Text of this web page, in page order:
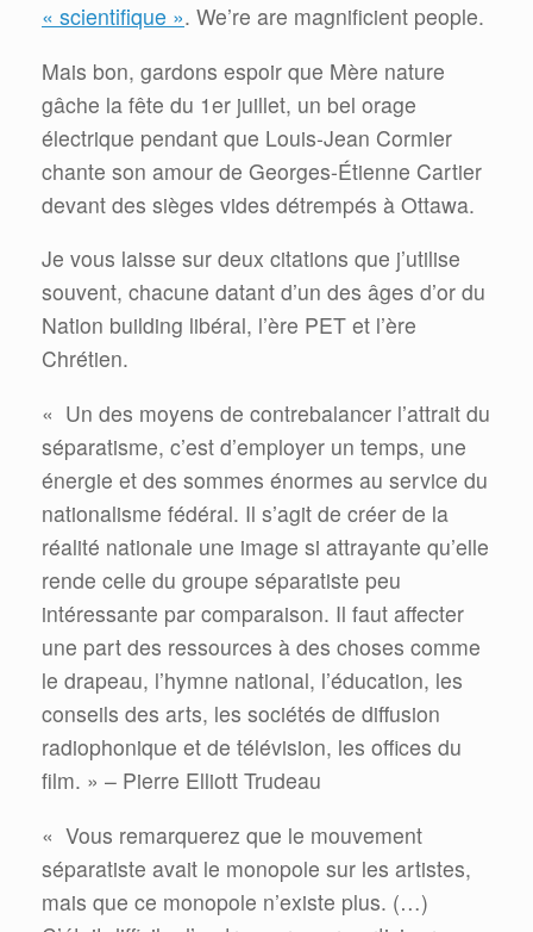
« scientifique ». We’re are magnificient people.
Mais bon, gardons espoir que Mère nature
gâche la fête du 1er juillet, un bel orage
électrique pendant que Louis-Jean Cormier
chante son amour de Georges-Étienne Cartier
devant des sièges vides détrempés à Ottawa.
Je vous laisse sur deux citations que j’utilise
souvent, chacune datant d’un des âges d’or du
Nation building libéral, l’ère PET et l’ère
Chrétien.
« Un des moyens de contrebalancer l’attrait du
séparatisme, c’est d’employer un temps, une
énergie et des sommes énormes au service du
nationalisme fédéral. Il s’agit de créer de la
réalité nationale une image si attrayante qu’elle
rende celle du groupe séparatiste peu
intéressante par comparaison. Il faut affecter
une part des ressources à des choses comme
le drapeau, l’hymne national, l’éducation, les
conseils des arts, les sociétés de diffusion
radiophonique et de télévision, les offices du
film. » – Pierre Elliott Trudeau
« Vous remarquerez que le mouvement
séparatiste avait le monopole sur les artistes,
mais que ce monopole n’existe plus. (…)